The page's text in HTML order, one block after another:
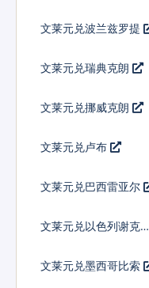
文莱元兑波兰兹罗提
文莱元兑瑞典克朗
文莱元兑挪威克朗
文莱元兑卢布
文莱元兑巴西雷亚尔
文莱元兑以色列谢克尔
文莱元兑墨西哥比索